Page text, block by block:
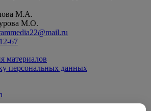
М.А.
М.О.
67
материалов
персональных данных